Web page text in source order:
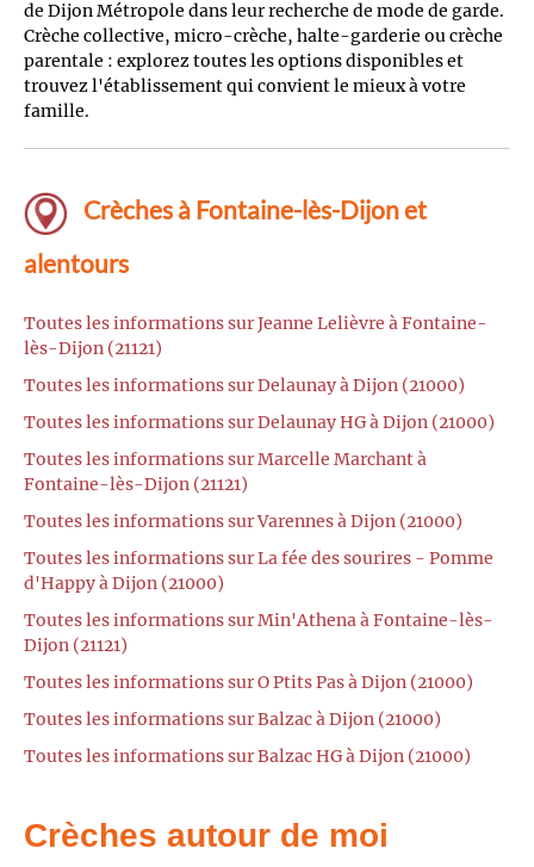
de Dijon Métropole dans leur recherche de mode de garde.
Crèche collective, micro-crèche, halte-garderie ou crèche
parentale : explorez toutes les options disponibles et
trouvez l'établissement qui convient le mieux à votre
famille.
Crèches à Fontaine-lès-Dijon et
alentours
Toutes les informations sur Jeanne Lelièvre à Fontaine-
lès-Dijon (21121)
Toutes les informations sur Delaunay à Dijon (21000)
Toutes les informations sur Delaunay HG à Dijon (21000)
Toutes les informations sur Marcelle Marchant à
Fontaine-lès-Dijon (21121)
Toutes les informations sur Varennes à Dijon (21000)
Toutes les informations sur La fée des sourires - Pomme
d'Happy à Dijon (21000)
Toutes les informations sur Min'Athena à Fontaine-lès-
Dijon (21121)
Toutes les informations sur O Ptits Pas à Dijon (21000)
Toutes les informations sur Balzac à Dijon (21000)
Toutes les informations sur Balzac HG à Dijon (21000)
Crèches autour de moi